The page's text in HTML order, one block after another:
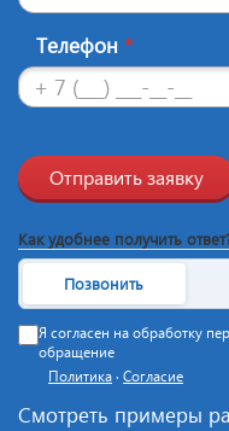
Телефон *
Отправить заявку
Как удобнее получить
Позвонить
Я согласен на обработку
обращение
Политика · Согласие
Смотреть примеры